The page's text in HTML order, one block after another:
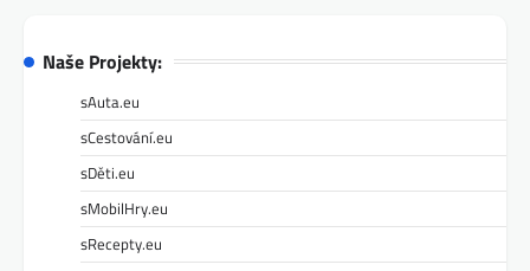
Naše Projekty:
sAuta.eu
sCestování.eu
sDěti.eu
sMobilHry.eu
sRecepty.eu